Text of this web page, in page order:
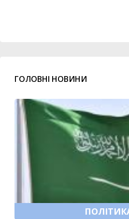
ГОЛОВНІ НОВИНИ